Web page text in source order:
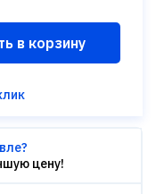
в корзину
цену!